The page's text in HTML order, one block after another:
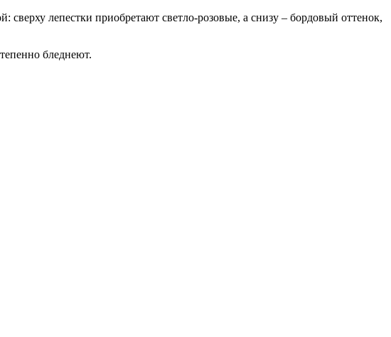
лепестки приобретают светло-розовые, а снизу – бордовый оттенок,
бледнеют.